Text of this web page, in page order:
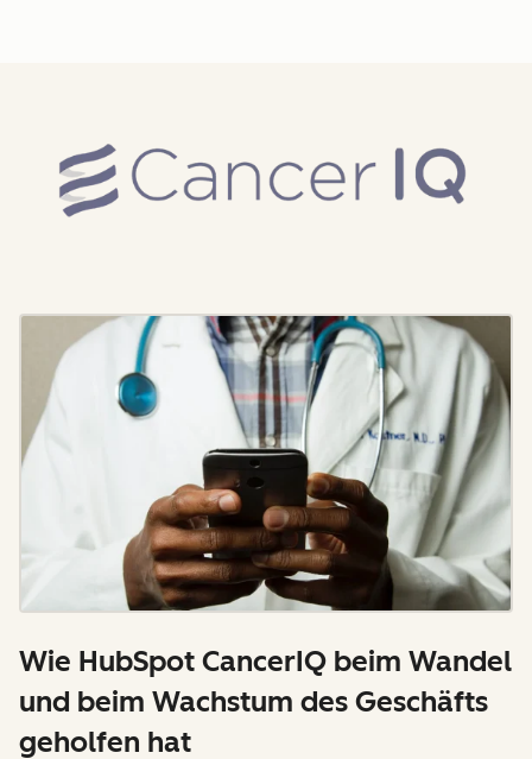
Wie HubSpot CancerIQ beim Wandel
und beim Wachstum des Geschäfts
geholfen hat